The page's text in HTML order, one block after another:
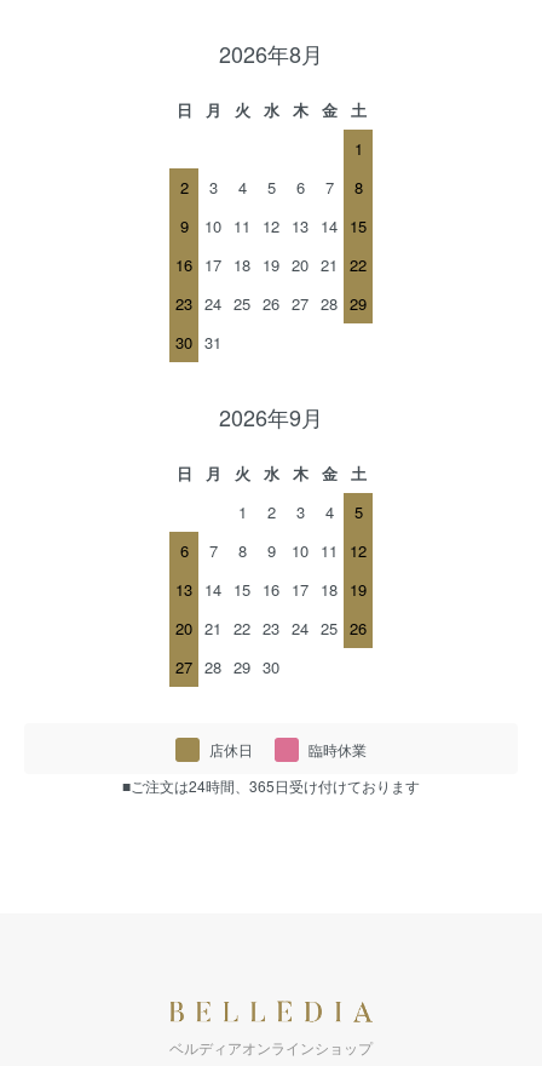
2026年8月
日 月 火 水 木 金
土
1
2
3 4 5 6 7
8
9
10 11 12 13 14 15
16 17 18 19 20 21
22
23 24 25 26 27 28 29
30 31
2026年9月
日 月 火 水 木 金
土
1
2 3 4
5
6
7 8 9 10 11
12
13 14 15 16 17 18 19
20 21 22 23 24 25 26
27 28 29 30
店休日
臨時休業
■ご注文は24時間、365日受け付けております
ベルディアオンラインショップ